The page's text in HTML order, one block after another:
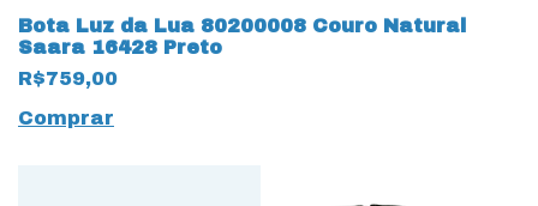
Bota Luz da Lua 80200008 Couro Natural
Saara 16428 Preto
R$759,00
Comprar